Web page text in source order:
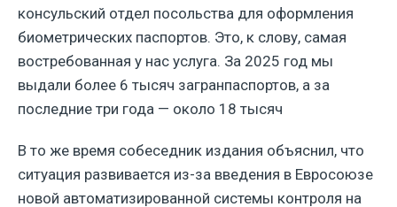
консульский отдел посольства для оформления
биометрических паспортов. Это, к слову, самая
востребованная у нас услуга. За 2025 год мы
выдали более 6 тысяч загранпаспортов, а за
последние три года — около 18 тысяч
В то же время собеседник издания объяснил, что
ситуация развивается из-за введения в Евросоюзе
новой автоматизированной системы контроля на